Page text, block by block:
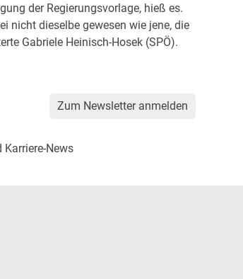
der Regierungsvorlage, hieß es.
nicht dieselbe gewesen wie jene, die
Gabriele Heinisch-Hosek (SPÖ).
Zum Newsletter anmelden
Karriere-News